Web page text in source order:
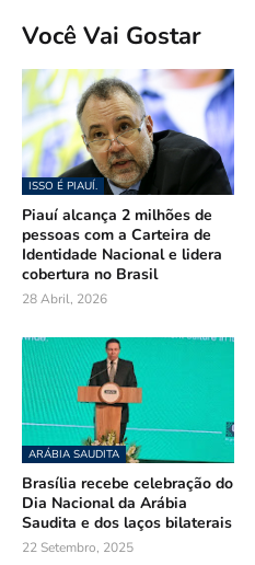
Você Vai Gostar
ISSO É PIAUÍ.
Piauí alcança 2 milhões de
pessoas com a Carteira de
Identidade Nacional e lidera
cobertura no Brasil
28 Abril, 2026
ARÁBIA SAUDITA
Brasília recebe celebração do
Dia Nacional da Arábia
Saudita e dos laços bilaterais
22 Setembro, 2025